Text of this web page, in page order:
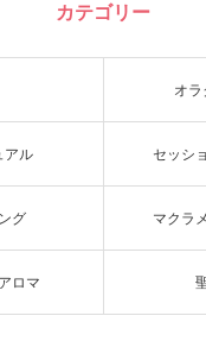
カテゴリー
オラ
アル セッシ
グ マクラ
ロマ